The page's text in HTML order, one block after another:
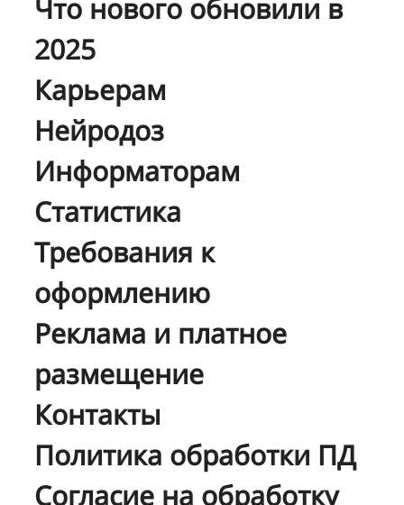
Что нового обновили в
2025
Карьерам
Нейродоз
Информаторам
Статистика
Требования к
оформлению
Реклама и платное
размещение
Контакты
Политика обработки ПД
Согласие на обработку